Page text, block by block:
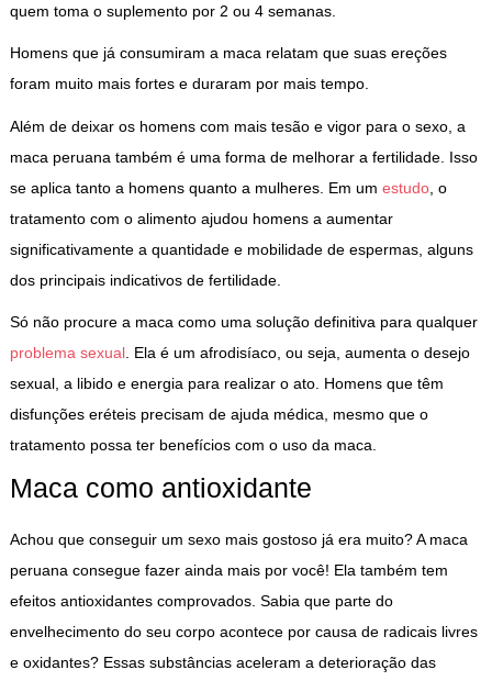
quem toma o suplemento por 2 ou 4 semanas.
Homens que já consumiram a maca relatam que suas ereções
foram muito mais fortes e duraram por mais tempo.
Além de deixar os homens com mais tesão e vigor para o sexo, a
maca peruana também é uma forma de melhorar a fertilidade. Isso
se aplica tanto a homens quanto a mulheres. Em um estudo, o
tratamento com o alimento ajudou homens a aumentar
significativamente a quantidade e mobilidade de espermas, alguns
dos principais indicativos de fertilidade.
Só não procure a maca como uma solução definitiva para qualquer
problema sexual. Ela é um afrodisíaco, ou seja, aumenta o desejo
sexual, a libido e energia para realizar o ato. Homens que têm
disfunções eréteis precisam de ajuda médica, mesmo que o
tratamento possa ter benefícios com o uso da maca.
Maca como antioxidante
Achou que conseguir um sexo mais gostoso já era muito? A maca
peruana consegue fazer ainda mais por você! Ela também tem
efeitos antioxidantes comprovados. Sabia que parte do
envelhecimento do seu corpo acontece por causa de radicais livres
e oxidantes? Essas substâncias aceleram a deterioração das